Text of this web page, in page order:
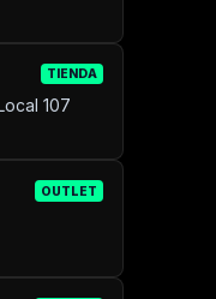
TIENDA
107
OUTLET